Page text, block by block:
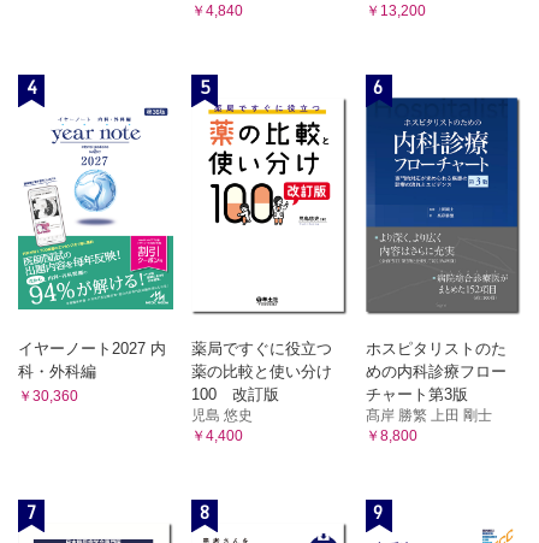
￥4,840
￥13,200
4
イヤーノート2027 内
科・外科編
￥30,360
5
薬局ですぐに役立つ
薬の比較と使い分け
100 改訂版
児島 悠史
￥4,400
6
ホスピタリストのた
めの内科診療フロー
チャート第3版
髙岸 勝繁 上田 剛士
￥8,800
7 8 9